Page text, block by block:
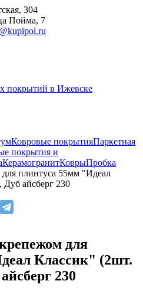
304
Пойма, 7
покрытий в Ижевске
Ковровые покрытияПаркетная
покрытия и
КерамогранитКоврыПробка
плинтуса 55мм "Идеал
айсберг 230
для
Классик" (2шт.
230